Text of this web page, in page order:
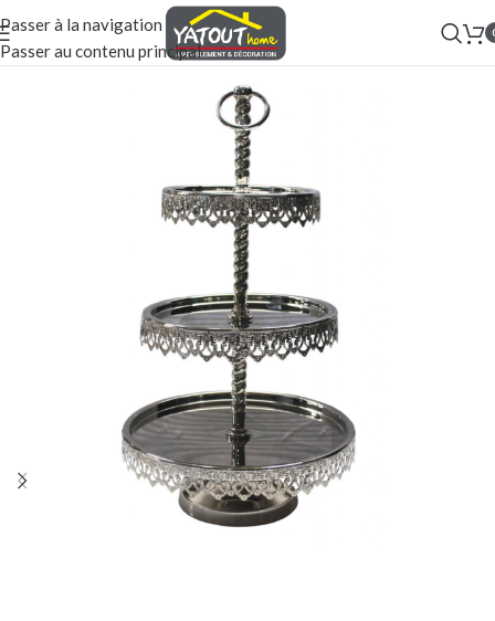
Passer à la navigation
Passer au contenu principal